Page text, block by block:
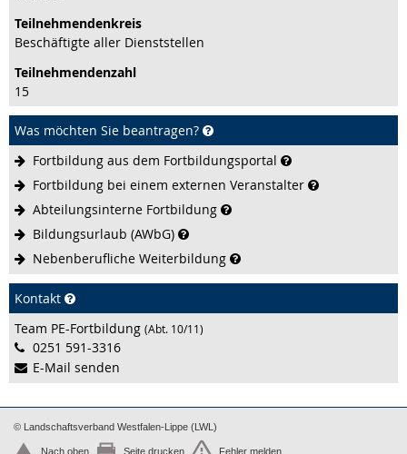
Teilnehmenden­kreis
Beschäftigte aller Dienststellen
Teilnehmenden­zahl
15
Was möchten Sie beantragen?
Fortbildung aus dem Fortbildungsportal
Fortbildung bei einem externen Veranstalter
Abteilungsinterne Fortbildung
Bildungsurlaub (AWbG)
Nebenberufliche Weiterbildung
Kontakt
Team PE-Fortbildung (Abt. 10/11)
0251 591-3316
E-Mail senden
© Landschaftsverband Westfalen-Lippe (LWL)
Nach oben Seite drucken Fehler melden